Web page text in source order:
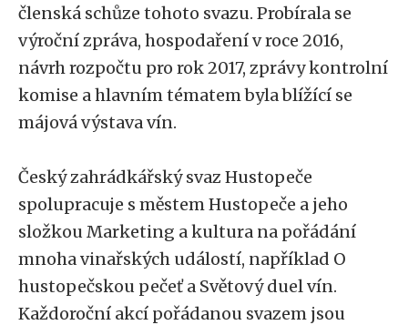
členská schůze tohoto svazu. Probírala se
výroční zpráva, hospodaření v roce 2016,
návrh rozpočtu pro rok 2017, zprávy kontrolní
komise a hlavním tématem byla blížící se
májová výstava vín.
Český zahrádkářský svaz Hustopeče
spolupracuje s městem Hustopeče a jeho
složkou Marketing a kultura na pořádání
mnoha vinařských událostí, například O
hustopečskou pečeť a Světový duel vín.
Každoroční akcí pořádanou svazem jsou